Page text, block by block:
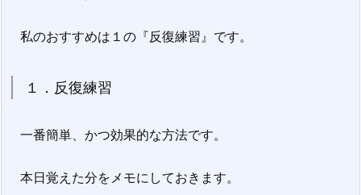
私のおすすめは１の『反復練習』です。
１．反復練習
一番簡単、かつ効果的な方法です。
本日覚えた分をメモにしておきます。